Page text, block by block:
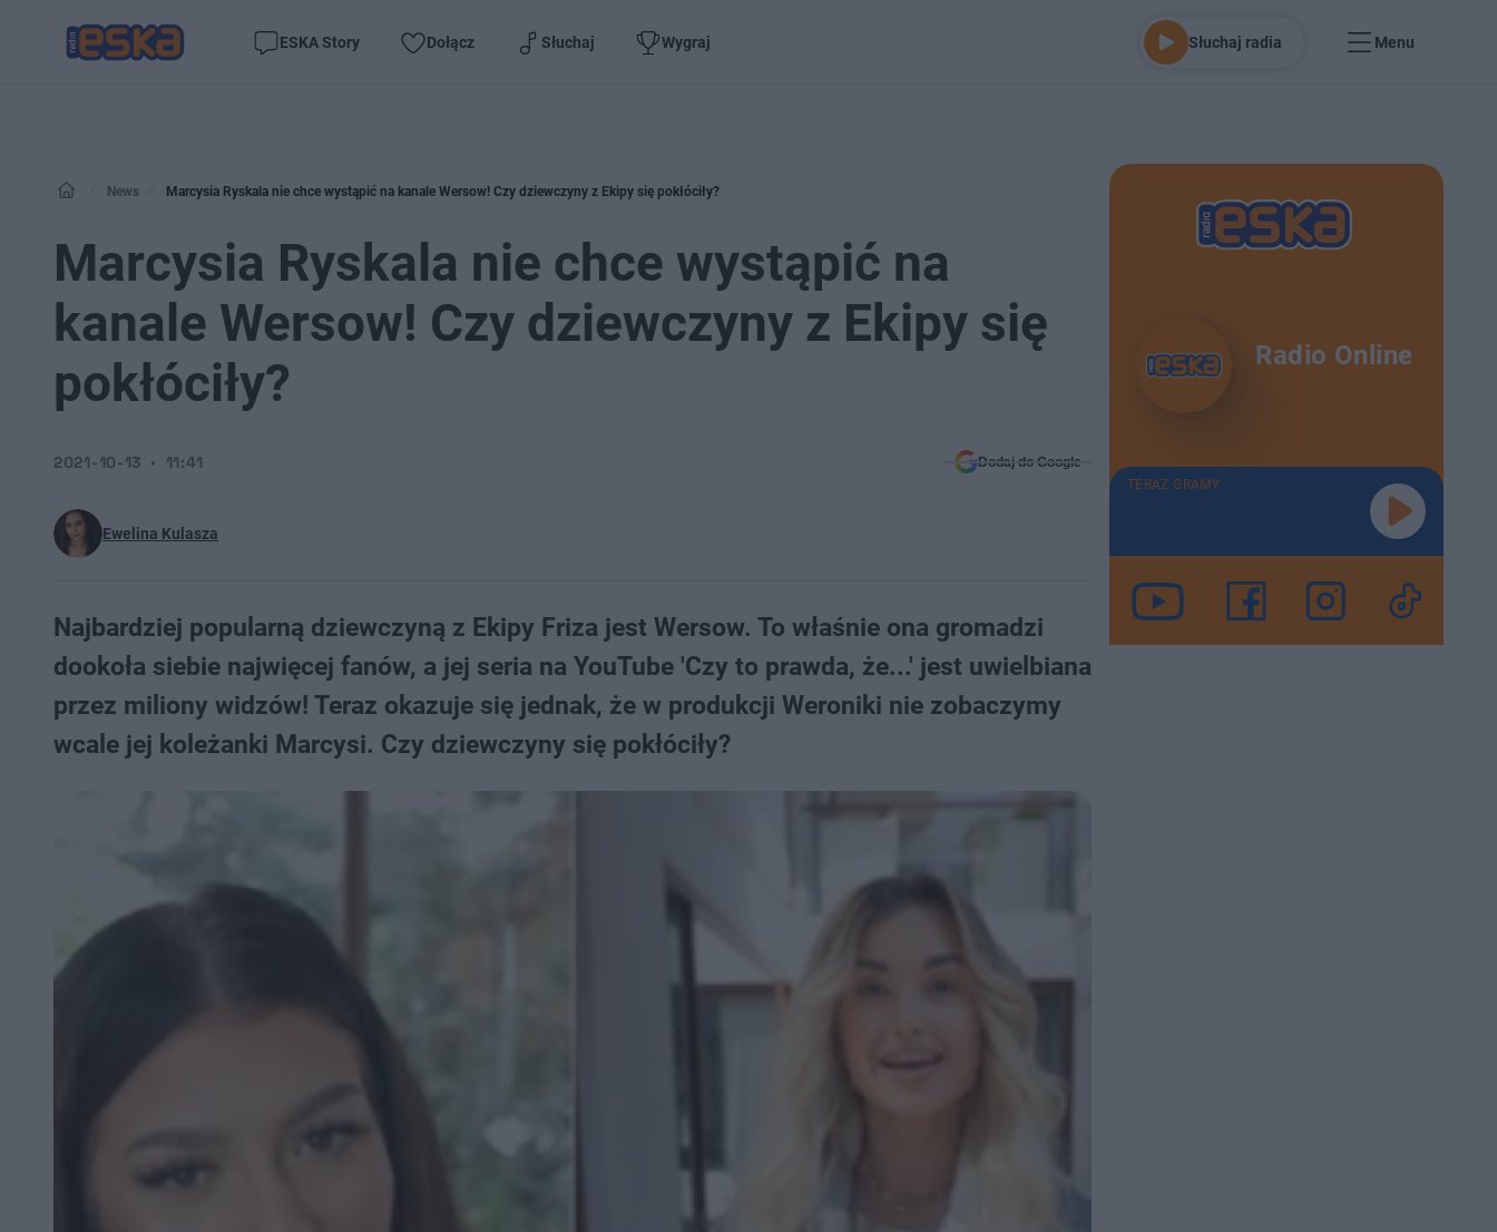
ESKA Story Dołącz Słuchaj Wygraj Słuchaj radia Menu
News Marcysia Ryskala nie chce wystąpić na kanale Wersow! Czy dziewczyny z Ekipy się pokłóciły?
Marcysia Ryskala nie chce wystąpić na
kanale Wersow! Czy dziewczyny z Ekipy się
pokłóciły?
Ewelina Kulasza
2021-10-13 11:41 Dodaj do Google
Najbardziej popularną dziewczyną z Ekipy Friza jest Wersow. To właśnie ona gromadzi
dookoła siebie najwięcej fanów, a jej seria na YouTube 'Czy to prawda, że...' jest uwielbiana
przez miliony widzów! Teraz okazuje się jednak, że w produkcji Weroniki nie zobaczymy
wcale jej koleżanki Marcysi. Czy dziewczyny się pokłóciły?
Radio Online
TERAZ GRAMY